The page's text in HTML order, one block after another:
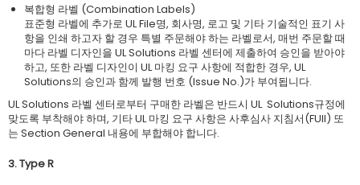
복합형 라벨 (Combination Labels)
표준형 라벨에 추가로 UL File명, 회사명, 로고 및 기타 기술적인 표기 사
항을 인쇄 하고자 할 경우 특별 주문해야 하는 라벨로서, 매번 주문할 때
마다 라벨 디자인을 UL Solutions 라벨 센터에 제출하여 승인을 받아야
하고, 또한 라벨 디자인이 UL 마킹 요구 사항에 적합한 경우, UL
Solutions의 승인과 함께 발행 번호 (Issue No.)가 부여됩니다.
UL Solutions 라벨 센터로부터 구매한 라벨은 반드시 UL Solutions규정에
맞도록 부착해야 하며, 기타 UL 마킹 요구 사항은 사후심사 지침서(FUII) 또
는 Section General 내용에 부합해야 합니다.
3. Type R